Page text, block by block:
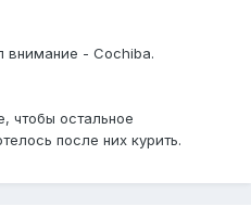
внимание - Cochiba.
чтобы остальное
после них курить.